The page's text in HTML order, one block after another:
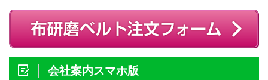
会社案内スマホ版